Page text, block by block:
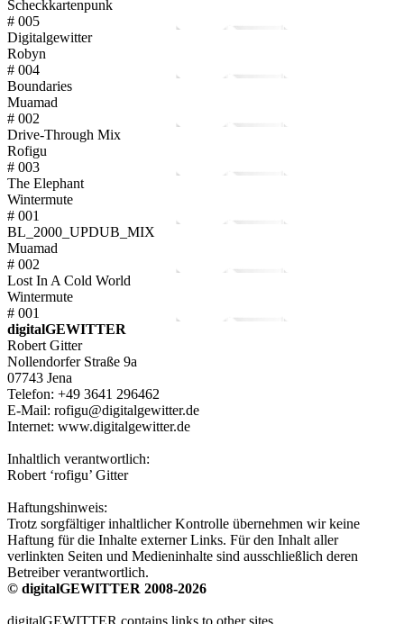
Scheckkartenpunk
# 005
Digitalgewitter
Robyn
# 004
Boundaries
Muamad
# 002
Drive-Through Mix
Rofigu
# 003
The Elephant
Wintermute
# 001
BL_2000_UPDUB_MIX
Muamad
# 002
Lost In A Cold World
Wintermute
# 001
digitalGEWITTER
Robert Gitter
Nollendorfer Straße 9a
07743 Jena
Telefon: +49 3641 296462
E-Mail: rofigu@digitalgewitter.de
Internet: www.digitalgewitter.de
Inhaltlich verantwortlich:
Robert ‘rofigu’ Gitter
Haftungshinweis:
Trotz sorgfältiger inhaltlicher Kontrolle übernehmen wir keine
Haftung für die Inhalte externer Links. Für den Inhalt aller
verlinkten Seiten und Medieninhalte sind ausschließlich deren
Betreiber verantwortlich.
© digitalGEWITTER 2008-2026
digitalGEWITTER contains links to other sites.